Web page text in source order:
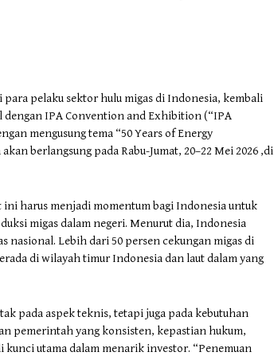
pelaku sektor hulu migas di Indonesia, kembali
IPA Convention and Exhibition (“IPA
mengusung tema “50 Years of Energy
berlangsung pada Rabu-Jumat, 20–22 Mei 2026 ,di
harus menjadi momentum bagi Indonesia untuk
migas dalam negeri. Menurut dia, Indonesia
Lebih dari 50 persen cekungan migas di
di wilayah timur Indonesia dan laut dalam yang
pada aspek teknis, tetapi juga pada kebutuhan
pemerintah yang konsisten, kepastian hukum,
utama dalam menarik investor. “Penemuan